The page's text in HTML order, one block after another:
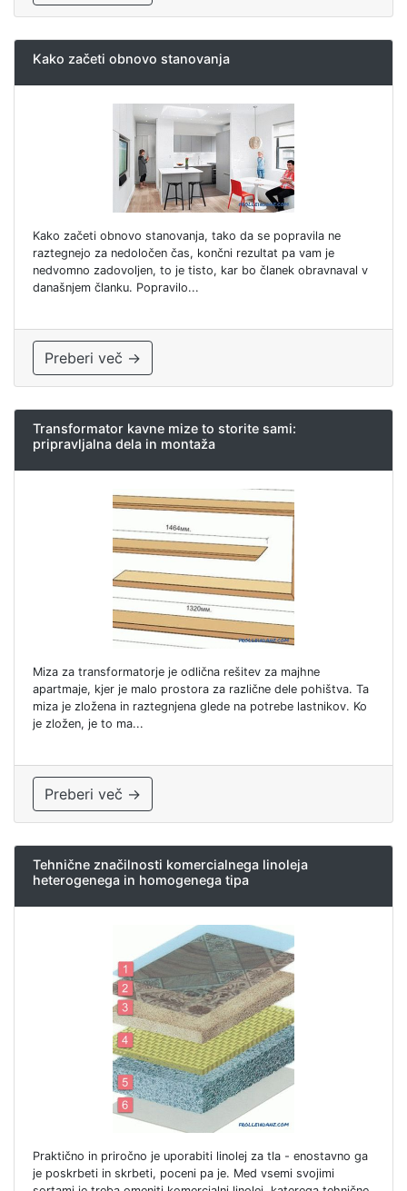
Kako začeti obnovo stanovanja
Kako začeti obnovo stanovanja, tako da se popravila ne
raztegnejo za nedoločen čas, končni rezultat pa vam je
nedvomno zadovoljen, to je tisto, kar bo članek obravnaval v
današnjem članku. Popravilo...
Preberi več →
Transformator kavne mize to storite sami:
pripravljalna dela in montaža
Miza za transformatorje je odlična rešitev za majhne
apartmaje, kjer je malo prostora za različne dele pohištva. Ta
miza je zložena in raztegnjena glede na potrebe lastnikov. Ko
je zložen, je to ma...
Preberi več →
Tehnične značilnosti komercialnega linoleja
heterogenega in homogenega tipa
Praktično in priročno je uporabiti linolej za tla - enostavno ga
je poskrbeti in skrbeti, poceni pa je. Med vsemi svojimi